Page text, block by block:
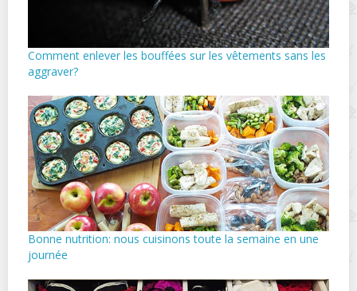
Comment enlever les bouffées sur les vêtements sans les
aggraver?
Bonne nutrition: nous cuisinons toute la semaine en une
journée